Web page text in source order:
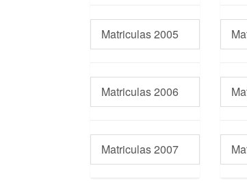
Matriculas 2005
Matriculas 2006
Matriculas 2007